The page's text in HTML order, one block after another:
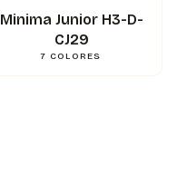
Minima Junior H3-D-
CJ29
7 COLORES